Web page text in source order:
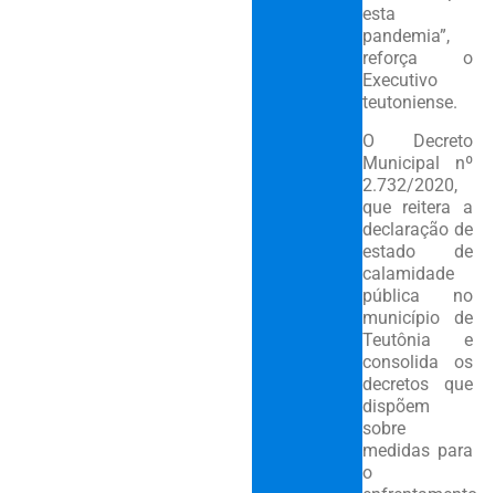
esta
pandemia”,
reforça o
Executivo
teutoniense.
O Decreto
Municipal nº
2.732/2020,
que reitera a
declaração de
estado de
calamidade
pública no
município de
Teutônia e
consolida os
decretos que
dispõem
sobre
medidas para
o